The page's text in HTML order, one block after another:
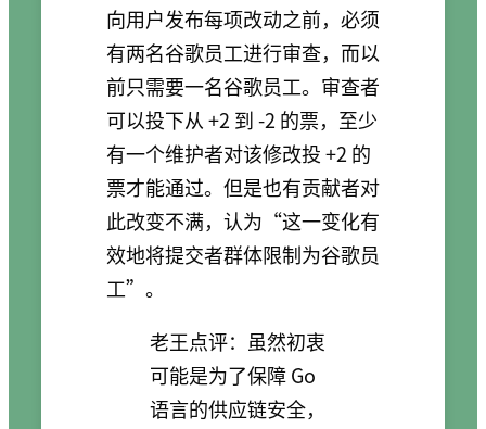
向用户发布每项改动之前，必须
有两名谷歌员工进行审查，而以
前只需要一名谷歌员工。审查者
可以投下从 +2 到 -2 的票，至少
有一个维护者对该修改投 +2 的
票才能通过。但是也有贡献者对
此改变不满，认为“这一变化有
效地将提交者群体限制为谷歌员
工”。
老王点评：虽然初衷
可能是为了保障 Go
语言的供应链安全，